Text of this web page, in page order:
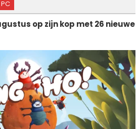
PC
op zijn kop met 26 nieuwe